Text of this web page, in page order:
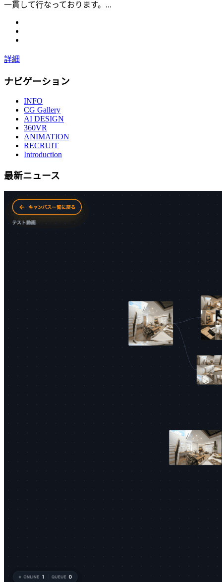
一貫して行なっております。...
詳細
ナビゲーション
INFO
CG Gallery
AI DESIGN
360VR
ANIMATION
RECRUIT
Introduction
最新ニュース